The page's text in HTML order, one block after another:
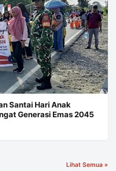
Santai Hari Anak
Generasi Emas 2045
Lihat Semua »